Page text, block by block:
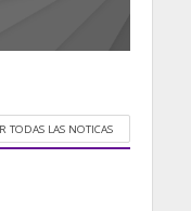
TODAS LAS NOTICAS